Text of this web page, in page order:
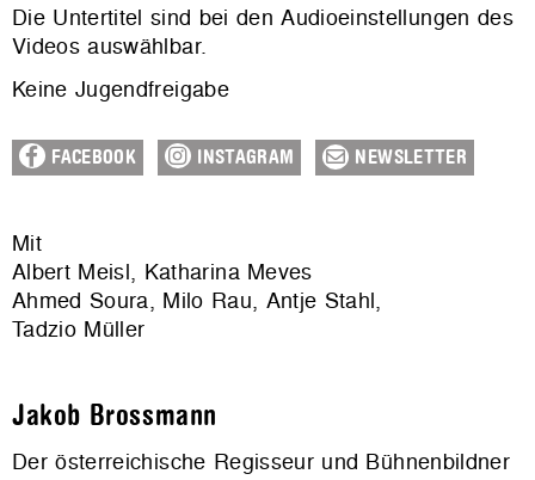
Die Untertitel sind bei den Audioeinstellungen des
Videos auswählbar.
Keine Jugendfreigabe
FACEBOOK INSTAGRAM NEWSLETTER
Mit
Albert Meisl, Katharina Meves
Ahmed Soura, Milo Rau, Antje Stahl,
Tadzio Müller
Jakob Brossmann
Der österreichische Regisseur und Bühnenbildner